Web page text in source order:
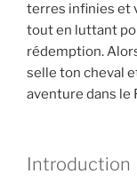
terres infinies et
tout en luttant
rédemption.
selle ton cheval
aventure dans le
Introduction